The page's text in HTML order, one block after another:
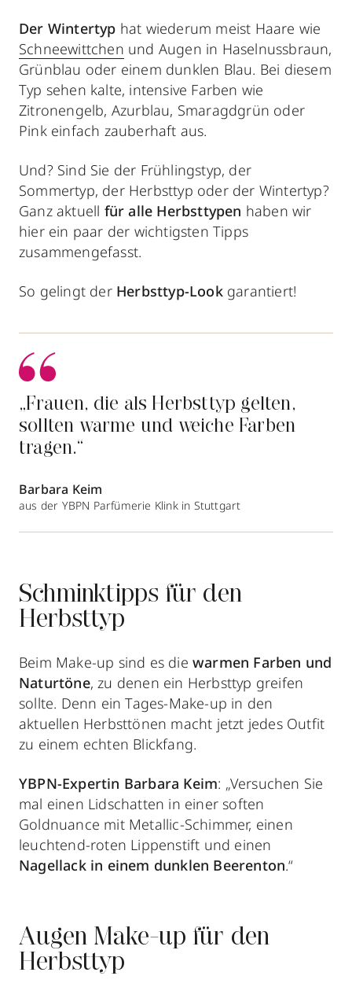
Der Wintertyp hat wiederum meist Haare wie
Schneewittchen und Augen in Haselnussbraun,
Grünblau oder einem dunklen Blau. Bei diesem
Typ sehen kalte, intensive Farben wie
Zitronengelb, Azurblau, Smaragdgrün oder
Pink einfach zauberhaft aus.
Und? Sind Sie der Frühlingstyp, der
Sommertyp, der Herbsttyp oder der Wintertyp?
Ganz aktuell für alle Herbsttypen haben wir
hier ein paar der wichtigsten Tipps
zusammengefasst.
So gelingt der Herbsttyp-Lookgarantiert!
„Frauen, die als Herbsttyp gelten,
sollten warme und weiche Farben
tragen.“
Barbara Keim
aus der YBPN Parfümerie Klink in Stuttgart
Schminktipps für den
Herbsttyp
Beim Make-up sind es die warmen Farben und
Naturtöne, zu denen ein Herbsttyp greifen
sollte. Denn ein Tages-Make-up in den
aktuellen Herbsttönen macht jetzt jedes Outfit
zu einem echten Blickfang.
YBPN-Expertin Barbara Keim: „Versuchen Sie
mal einen Lidschatten in einer soften
Goldnuance mit Metallic-Schimmer, einen
leuchtend-roten Lippenstift und einen
Nagellack in einem dunklen Beerenton.“
Augen Make-up für den
Herbsttyp